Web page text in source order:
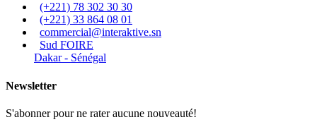
(+221) 78 302 30 30
(+221) 33 864 08 01
commercial@interaktive.sn
Sud FOIRE
Dakar - Sénégal
Newsletter
S'abonner pour ne rater aucune nouveauté!